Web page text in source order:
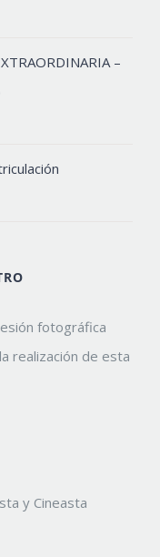
–
fotográfica
realización de esta
y Cineasta